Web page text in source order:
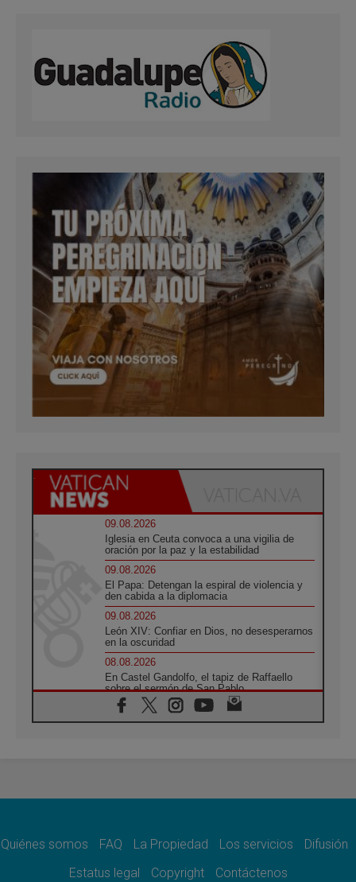
09.08.2026
Iglesia en Ceuta convoca a una vigilia de
oración por la paz y la estabilidad
09.08.2026
El Papa: Detengan la espiral de violencia y
den cabida a la diplomacia
09.08.2026
León XIV: Confiar en Dios, no desesperarnos
en la oscuridad
08.08.2026
En Castel Gandolfo, el tapiz de Raffaello
sobre el sermón de San Pablo
08.08.2026
En Colombia, «la paz no se compra con una
08.08.2026
08.08.2026
del Buen Consejo de Genazzano
Quiénes somos FAQ La Propiedad Los servicios
Difusión
Estatus legal
Copyright Contáctenos